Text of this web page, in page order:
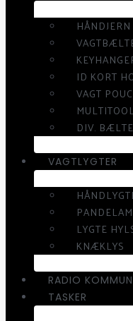
HÅNDJERN
ID KORT
VAGT
DIV.
VAGTLYGTER
LYGTE
KNÆKLYS
RADIO
TASKER